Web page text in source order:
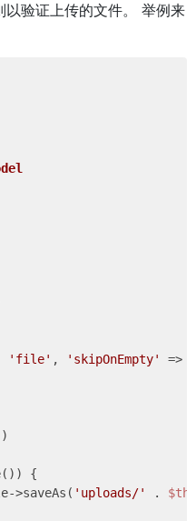
验证上传的文件。 举例来
'file' , 'skipOnEmpty' =>
{
>saveAs( 'uploads/' .